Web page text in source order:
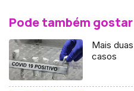
Pode também gostar
Mais
casos